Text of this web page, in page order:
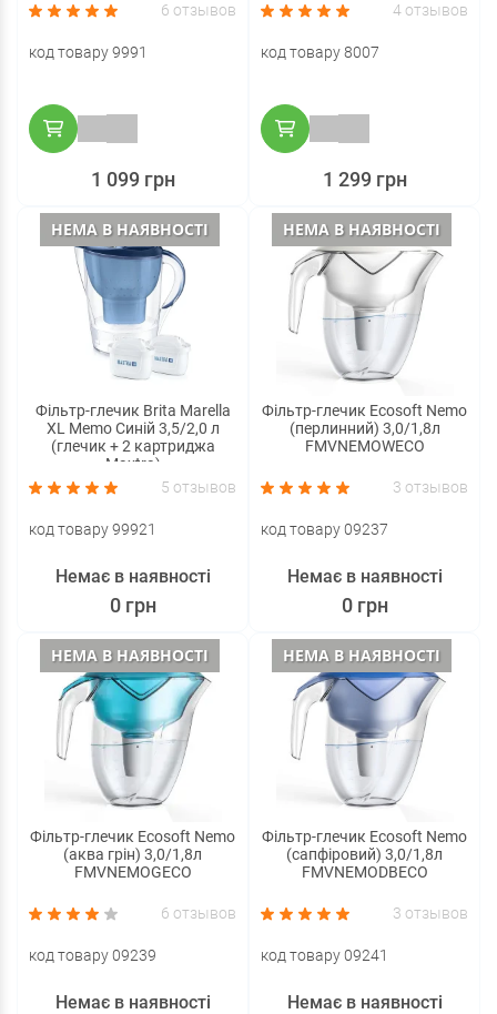
6 отзывов
код товару 9991
1 099 грн
4 отзывов
код товару 8007
1 299 грн
НЕМА В НАЯВНОСТІ
Фільтр-глечик Brita Marella
XL Memo Синій 3,5/2,0 л
(глечик + 2 картриджа
Maxtra)
5 отзывов
код товару 99921
0 грн
Немає в наявності
НЕМА В НАЯВНОСТІ
Фільтр-глечик Ecosoft Nemo
(перлинний) 3,0/1,8л
FMVNEMOWECO
3 отзывов
код товару 09237
0 грн
Немає в наявності
НЕМА В НАЯВНОСТІ
Фільтр-глечик Ecosoft Nemo
(аква грін) 3,0/1,8л
FMVNEMOGECO
6 отзывов
код товару 09239
Немає в наявності
НЕМА В НАЯВНОСТІ
Фільтр-глечик Ecosoft Nemo
(сапфіровий) 3,0/1,8л
FMVNEMODBECO
3 отзывов
код товару 09241
Немає в наявності